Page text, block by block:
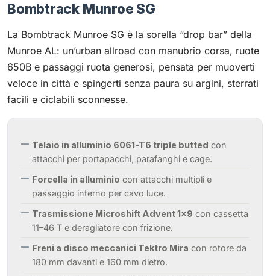
Bombtrack Munroe SG
La Bombtrack Munroe SG è la sorella “drop bar” della
Munroe AL: un’urban allroad con manubrio corsa, ruote
650B e passaggi ruota generosi, pensata per muoverti
veloce in città e spingerti senza paura su argini, sterrati
facili e ciclabili sconnesse.
Telaio in alluminio 6061-T6 triple butted con
attacchi per portapacchi, parafanghi e cage.
Forcella in alluminio con attacchi multipli e
passaggio interno per cavo luce.
Trasmissione Microshift Advent 1x9 con cassetta
11–46 T e deragliatore con frizione.
Freni a disco meccanici Tektro Mira con rotore da
180 mm davanti e 160 mm dietro.